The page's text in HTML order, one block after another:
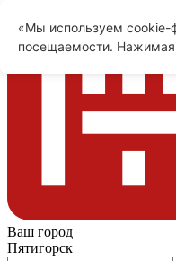
Ваш город
Пятигорск
«Мы используем cookie-
посещаемости. Нажимая